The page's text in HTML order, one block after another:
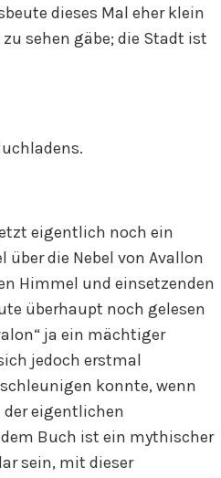
dieses Mal eher klein
sehen gäbe; die Stadt ist
eigentlich noch ein
die Nebel von Avallon
Himmel und einsetzenden
überhaupt noch gelesen
ja ein mächtiger
jedoch erstmal
konnte, wenn
der eigentlichen
Buch ist ein mythischer
sein, mit dieser